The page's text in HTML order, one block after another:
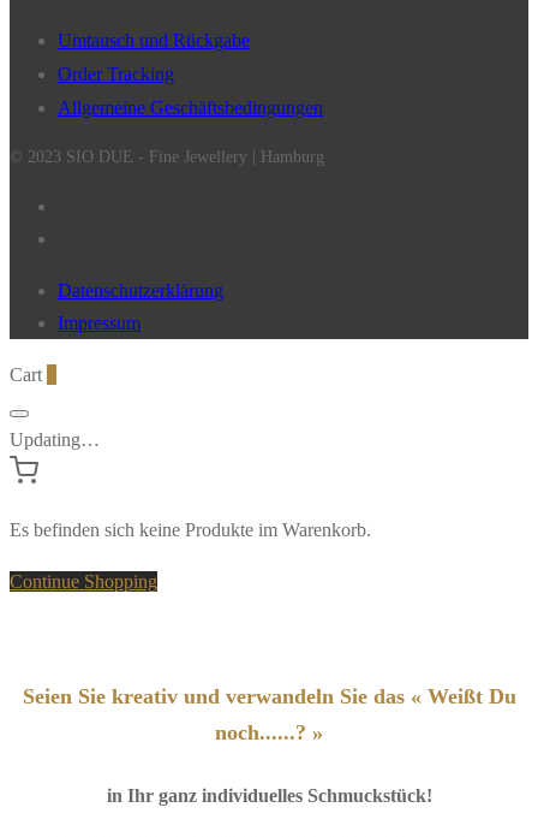
Umtausch und Rückgabe
Order Tracking
Allgemeine Geschäftsbedingungen
© 2023 SIO DUE - Fine Jewellery | Hamburg
Datenschutzerklärung
Impressum
Cart
Updating…
Es befinden sich keine Produkte im Warenkorb.
Continue Shopping
Seien Sie kreativ und verwandeln Sie das « Weißt Du
noch......? »
in Ihr ganz individuelles Schmuckstück!